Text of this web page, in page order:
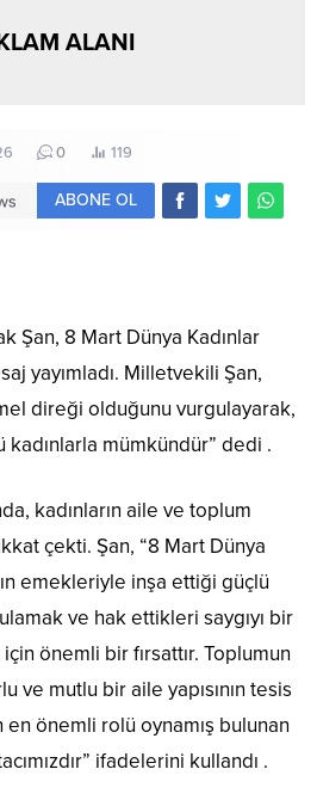
ALANI
0 119
ABONE OL
Şan, 8 Mart Dünya Kadınlar
yayımladı. Milletvekili Şan,
direği olduğunu vurgulayarak,
kadınlarla mümkündür” dedi .
kadınların aile ve toplum
çekti. Şan, “8 Mart Dünya
emekleriyle inşa ettiği güçlü
ve hak ettikleri saygıyı bir
önemli bir fırsattır. Toplumun
ve mutlu bir aile yapısının tesis
önemli rolü oynamış bulunan
ifadelerini kullandı .